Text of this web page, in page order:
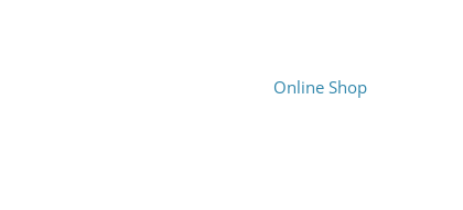
Online Shop